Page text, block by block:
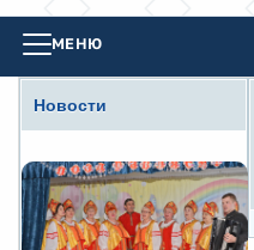
МЕНЮ
Новости